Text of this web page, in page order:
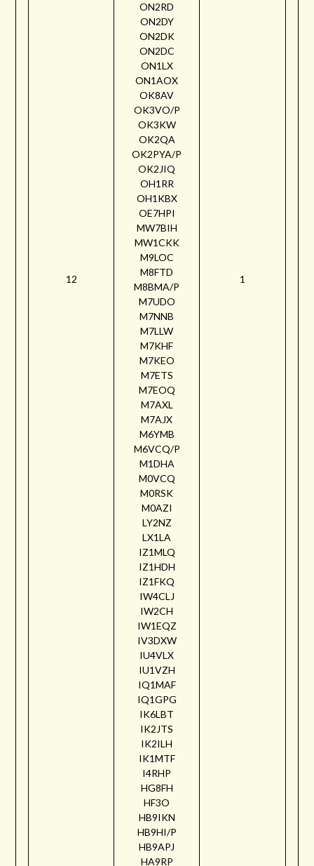
12
ON2RD
ON2DY
ON2DK
ON2DC
ON1LX
ON1AOX
OK8AV
OK3VO/P
OK3KW
OK2QA
OK2PYA/P
OK2JIQ
OH1RR
OH1KBX
OE7HPI
MW7BIH
MW1CKK
M9LOC
M8FTD
M8BMA/P
M7UDO
M7NNB
M7LLW
M7KHF
M7KEO
M7ETS
M7EOQ
M7AXL
M7AJX
M6YMB
M6VCQ/P
M1DHA
M0VCQ
M0RSK
M0AZI
LY2NZ
LX1LA
IZ1MLQ
IZ1HDH
IZ1FKQ
IW4CLJ
IW2CH
IW1EQZ
IV3DXW
IU4VLX
IU1VZH
IQ1MAF
IQ1GPG
IK6LBT
IK2JTS
IK2ILH
IK1MTF
I4RHP
HG8FH
HF3O
HB9IKN
HB9HI/P
HB9APJ
HA9RP
1